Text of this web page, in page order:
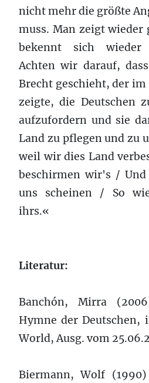
nicht mehr die größte
muss. Man zeigt wieder
bekennt sich wieder
Achten wir darauf,
Brecht geschieht, der im
zeigte, die Deutschen
aufzufordern und sie
Land zu pflegen und zu
weil wir dies Land
beschirmen wir's / Und
uns scheinen / So
ihrs.«
Literatur:
Banchón, Mirra
Hymne der Deutschen,
World, Ausg. vom
Biermann, Wolf